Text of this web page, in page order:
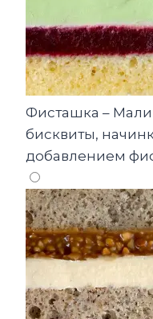
Фисташка –
бисквиты,
добавлением